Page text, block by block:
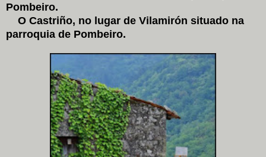
Pombeiro.
O Castriño, no lugar de Vilamirón situado na
parroquia de Pombeiro.